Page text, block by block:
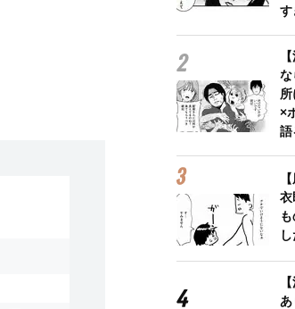
す
×
語